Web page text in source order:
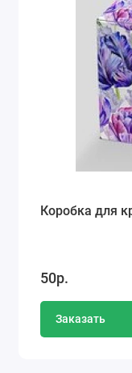
Коробка для
50р.
Заказать